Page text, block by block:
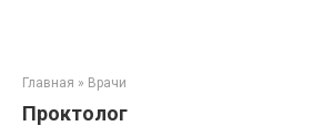
Главная » Врачи
Проктолог